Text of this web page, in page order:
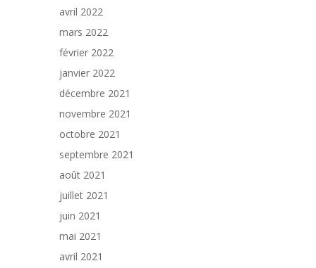
avril 2022
mars 2022
février 2022
janvier 2022
décembre 2021
novembre 2021
octobre 2021
septembre 2021
août 2021
juillet 2021
juin 2021
mai 2021
avril 2021